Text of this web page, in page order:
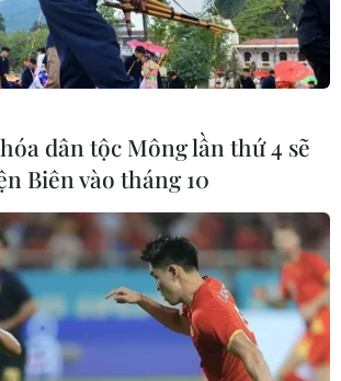
đạo bàng hoàng trước
thờ Đức bà Paris
cho nhân dân Pháp” khi chứng khiến
dân tộc Mông lần thứ 4 sẽ
Biên vào tháng 10